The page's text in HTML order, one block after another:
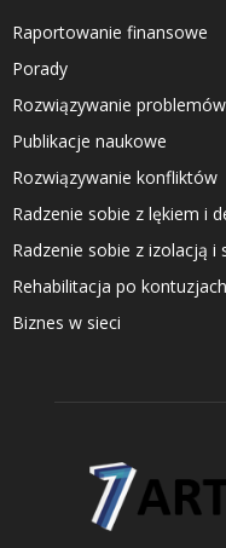
Raportowanie finansowe
Porady
Rozwiązywanie problemów
Publikacje naukowe
Rozwiązywanie konfliktów
Radzenie sobie z lękiem i
Radzenie sobie z izolacją i
Rehabilitacja po
Biznes w sieci